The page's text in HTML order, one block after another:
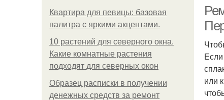
Квартира для певицы: базовая
палитра с яркими акцентами.
10 растений для северного окна.
Какие комнатные растения
подходят для северных окон
Образец расписки в получении
денежных средств за ремонт
или